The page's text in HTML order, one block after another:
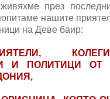
през
нашите
на Деве баир:
КОЛЕГИ-
И ПОЛИТИЦИ ОТ